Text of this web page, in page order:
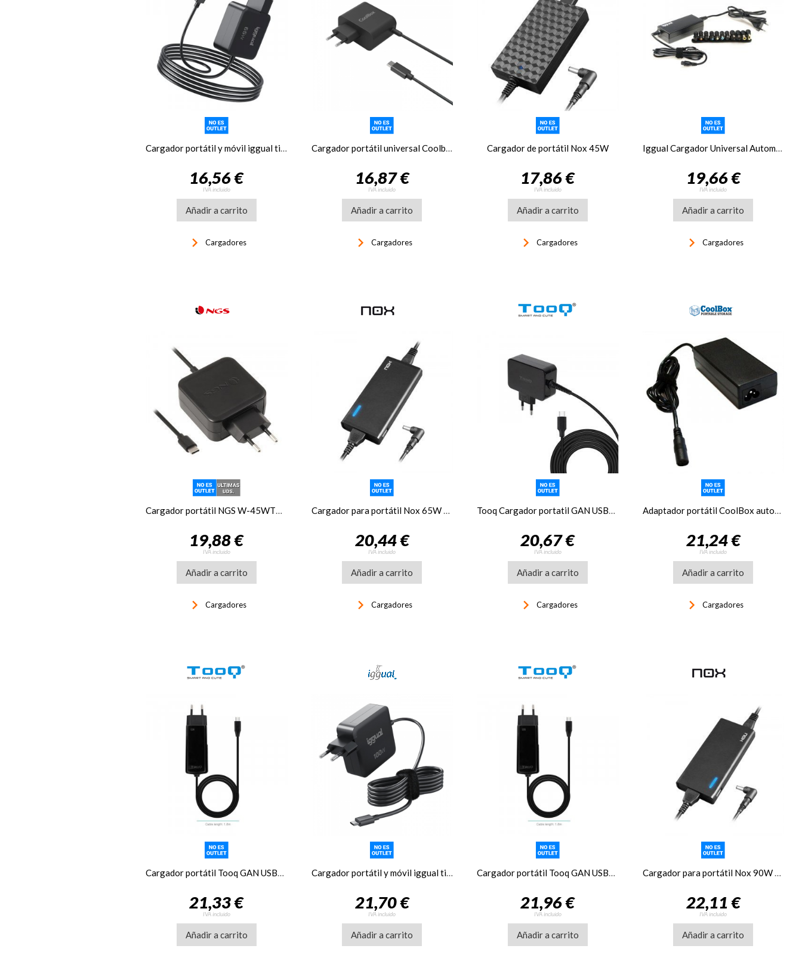
Cargador portátil y móvil iggual tipo C, PD, 65W
16,56 €
IVA incluido
Añadir a carrito
keyboard_arrow_right Cargadores
Cargador portátil universal Coolbox USB-C, 65W, GAN
16,87 €
IVA incluido
Añadir a carrito
keyboard_arrow_right Cargadores
Cargador de portátil Nox 45W
17,86 €
IVA incluido
Añadir a carrito
keyboard_arrow_right Cargadores
Iggual Cargador Universal Automático CUA-11T-65W
19,66 €
IVA incluido
Añadir a carrito
keyboard_arrow_right Cargadores
Cargador portátil NGS W-45WTYPEC, 45W, 3A
19,88 €
IVA incluido
Añadir a carrito
keyboard_arrow_right Cargadores
Cargador para portátil Nox 65W USB
20,44 €
IVA incluido
Añadir a carrito
keyboard_arrow_right Cargadores
Tooq Cargador portatil GAN USB-C PD 65W negro
20,67 €
IVA incluido
Añadir a carrito
keyboard_arrow_right Cargadores
Adaptador portátil CoolBox automático 65W 14 puntas
21,24 €
IVA incluido
Añadir a carrito
keyboard_arrow_right Cargadores
Cargador portátil Tooq GAN USB-C PD 65W Cúbico
21,33 €
IVA incluido
Añadir a carrito
Cargador portátil y móvil iggual tipo C, PD, 100W
21,70 €
IVA incluido
Añadir a carrito
Cargador portátil Tooq GAN USB-C PD 90W Cúbico
21,96 €
IVA incluido
Añadir a carrito
Cargador para portátil Nox 90W USB
22,11 €
IVA incluido
Añadir a carrito